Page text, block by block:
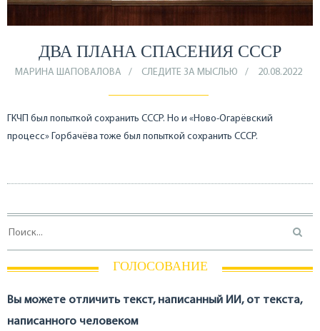
ДВА ПЛАНА СПАСЕНИЯ СССР
МАРИНА ШАПОВАЛОВА СЛЕДИТЕ ЗА МЫСЛЬЮ 20.08.2022
ГКЧП был попыткой сохранить СССР. Но и «Ново-Огарёвский
процесс» Горбачёва тоже был попыткой сохранить СССР.
ГОЛОСОВАНИЕ
Вы можете отличить текст, написанный ИИ, от текста,
написанного человеком